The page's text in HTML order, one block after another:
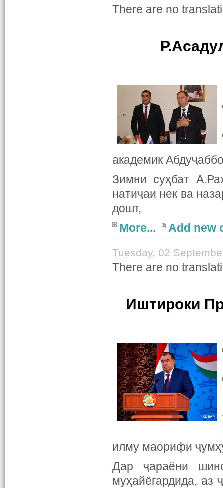
There are no
академик
Зимни суҳбат
натиҷаи нек ва
дошт,
More...
Add new
Tuesday, 02
There are no
Иштироки
илму маорифи
Дар ҷараёни
муҳайёгардида, аз